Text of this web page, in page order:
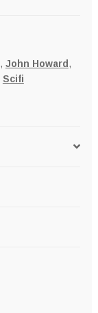
, John Howard ,
Scifi